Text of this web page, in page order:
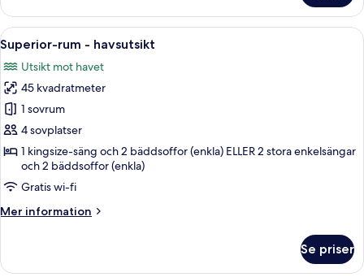
Room,
Golf
View
Öppna
alla
foton
för
Superior-
rum
-
havsutsikt
En balkong med utsikt över en
5
Superior-rum - havsutsikt
Utsikt mot havet
45 kvadratmeter
1 sovrum
4 sovplatser
1 kingsize-säng och 2 bäddsoffor (enkla) ELLER 2 stora enkelsängar
och 2 bäddsoffor (enkla)
Gratis wi-fi
Mer information
Mer
rum
Se priser